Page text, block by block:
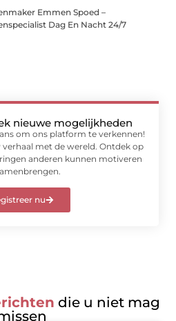
Emmen Spoed –
Dag En Nacht 24/7
nieuwe mogelijkheden
om ons platform te verkennen!
verhaal met de wereld. Ontdek op
anderen kunnen motiveren
nu
die u niet mag